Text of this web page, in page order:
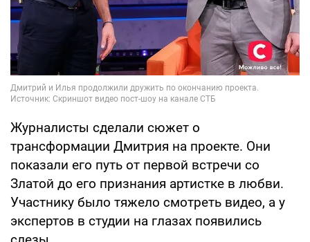
Журналисты сделали сюжет о
трансформации Дмитрия на проекте. Они
показали его путь от первой встречи со
Златой до его признания артистке в любви.
Участнику было тяжело смотреть видео, а у
экспертов в студии на глазах появились